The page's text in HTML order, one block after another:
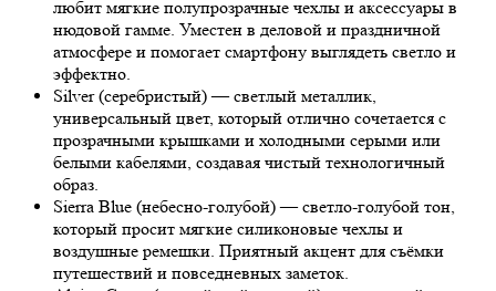
любит мягкие полупрозрачные чехлы и аксессуары в
нюдовой гамме. Уместен в деловой и праздничной
атмосфере и помогает смартфону выглядеть светло и
эффектно.
Silver (серебристый) — светлый металлик,
универсальный цвет, который отлично сочетается с
прозрачными крышками и холодными серыми или
белыми кабелями, создавая чистый технологичный
образ.
Sierra Blue (небесно-голубой) — светло-голубой тон,
который просит мягкие силиконовые чехлы и
воздушные ремешки. Приятный акцент для съёмки
путешествий и повседневных заметок.